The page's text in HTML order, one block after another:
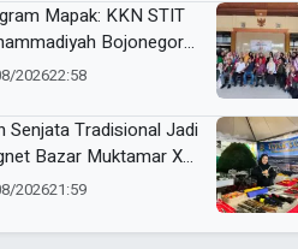
Mapak: KKN STIT
Bojonegoro
Sosialisasi Pengolahan
202622:58
Senjata Tradisional Jadi
Bazar Muktamar XVI
Suci Sedunia
202621:59